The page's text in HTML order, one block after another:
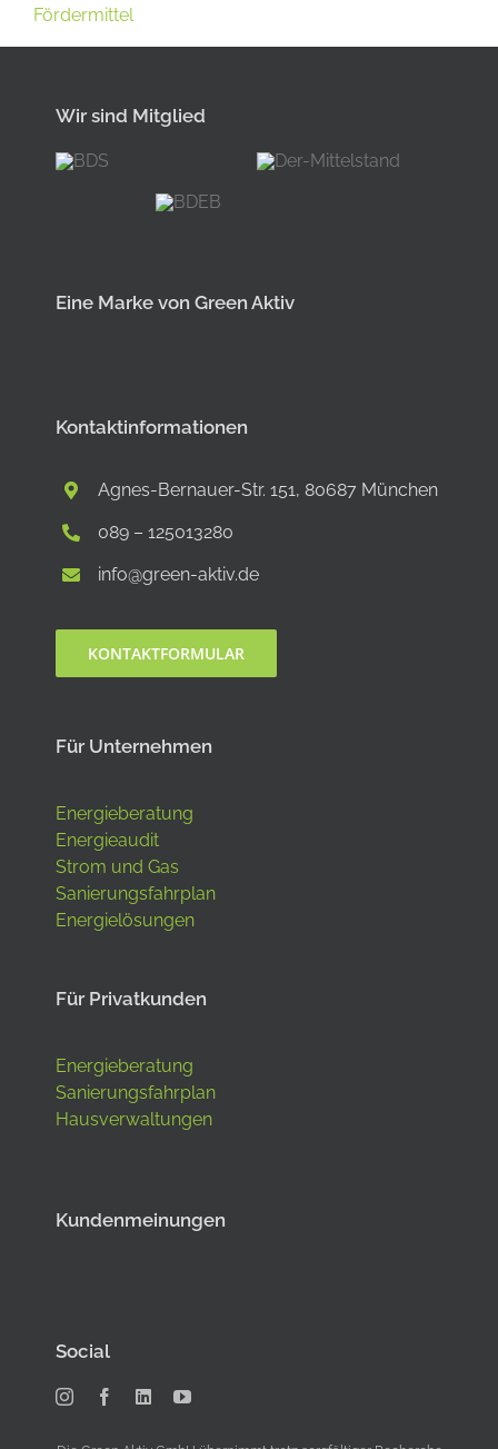
Fördermittel
Wir sind Mitglied
Eine Marke von Green Aktiv
Kontaktinformationen
Agnes-Bernauer-Str. 151, 80687 München
089 – 125013280
info@green-aktiv.de
KONTAKTFORMULAR
Für Unternehmen
Energieberatung
Energieaudit
Strom und Gas
Sanierungsfahrplan
Energielösungen
Für Privatkunden
Energieberatung
Sanierungsfahrplan
Hausverwaltungen
Kundenmeinungen
Social